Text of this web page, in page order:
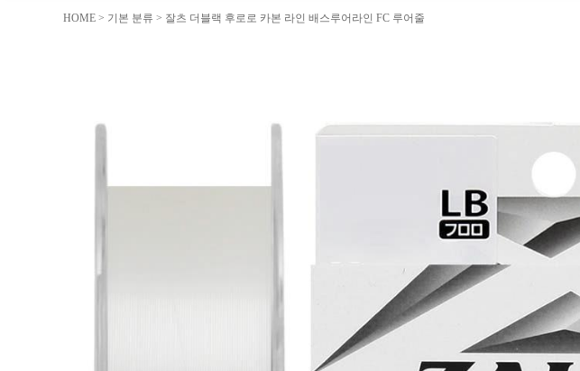
HOME > 기본 분류 > 잘츠 더블랙 후로로 카본 라인 배스루어라인 FC 루어줄